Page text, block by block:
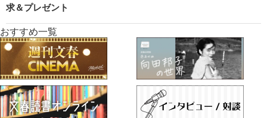
求＆プレゼント
おすすめ一覧